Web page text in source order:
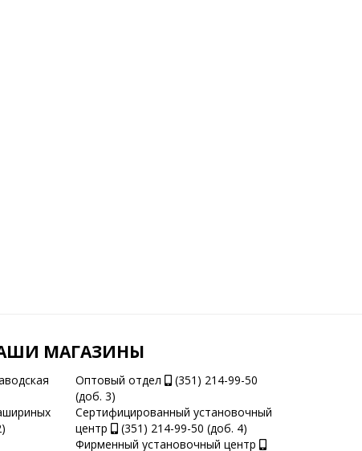
МАГАЗИНЫ
Оптовый отдел
(351) 214-99-50
(доб. 3)
Сертифицированный установочный
центр
(351) 214-99-50 (доб. 4)
Фирменный установочный центр